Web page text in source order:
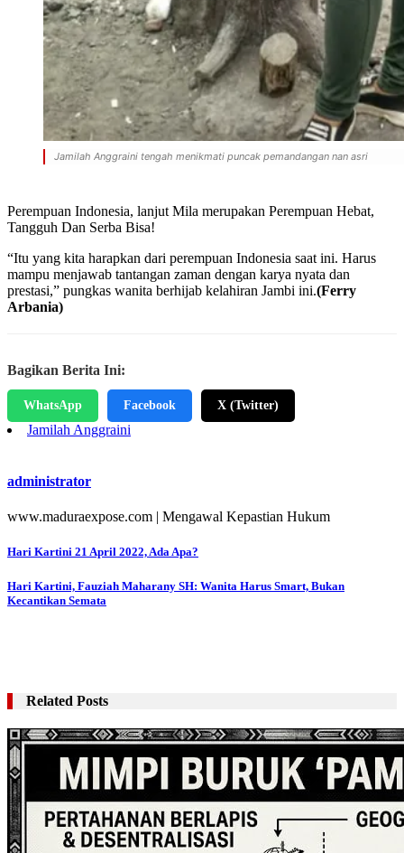
Jamilah Anggraini tengah menikmati puncak pemandangan nan asri
Perempuan Indonesia, lanjut Mila merupakan Perempuan Hebat,
Tangguh Dan Serba Bisa!
“Itu yang kita harapkan dari perempuan Indonesia saat ini. Harus
mampu menjawab tantangan zaman dengan karya nyata dan
prestasi,” pungkas wanita berhijab kelahiran Jambi ini.(Ferry
Arbania)
Bagikan Berita Ini:
WhatsApp Facebook X (Twitter)
Jamilah Anggraini
administrator
www.maduraexpose.com | Mengawal Kepastian Hukum
Navigasi
pos
Hari Kartini 21 April 2022, Ada Apa?
Hari Kartini, Fauziah Maharany SH: Wanita Harus Smart, Bukan
Kecantikan Semata
Related Posts